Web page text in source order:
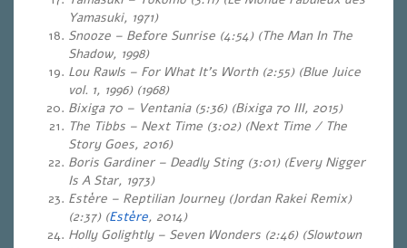
Yamasuki, 1971)
Snooze – Before Sunrise (4:54) (The Man In The
Shadow, 1998)
Lou Rawls – For What It’s Worth (2:55) (Blue Juice
vol. 1, 1996) (1968)
Bixiga 70 – Ventania (5:36) (Bixiga 70 III, 2015)
The Tibbs – Next Time (3:02) (Next Time / The
Story Goes, 2016)
Boris Gardiner – Deadly Sting (3:01) (Every Nigger
Is A Star, 1973)
Estère – Reptilian Journey (Jordan Rakei Remix)
(2:37) (Estère, 2014)
Holly Golightly – Seven Wonders (2:46) (Slowtown